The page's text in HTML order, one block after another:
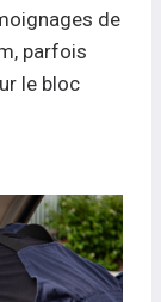
de
parfois
le bloc